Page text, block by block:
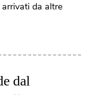
da altre
dal